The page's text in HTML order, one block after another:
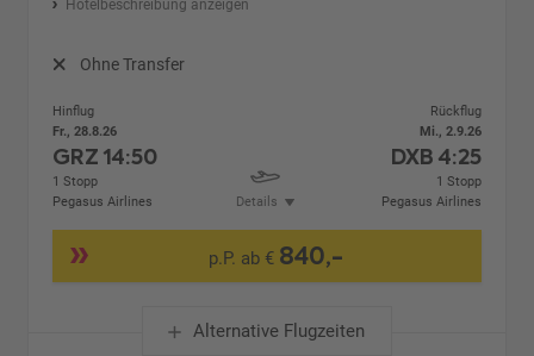
Hotelbeschreibung anzeigen
Ohne Transfer
Hinflug
Fr., 28.8.26
GRZ14:50
1 Stopp
Pegasus Airlines
Details
Rückflug
Mi., 2.9.26
DXB 4:25
1 Stopp
Pegasus Airlines
p.P. ab € 840,-
Alternative Flugzeiten